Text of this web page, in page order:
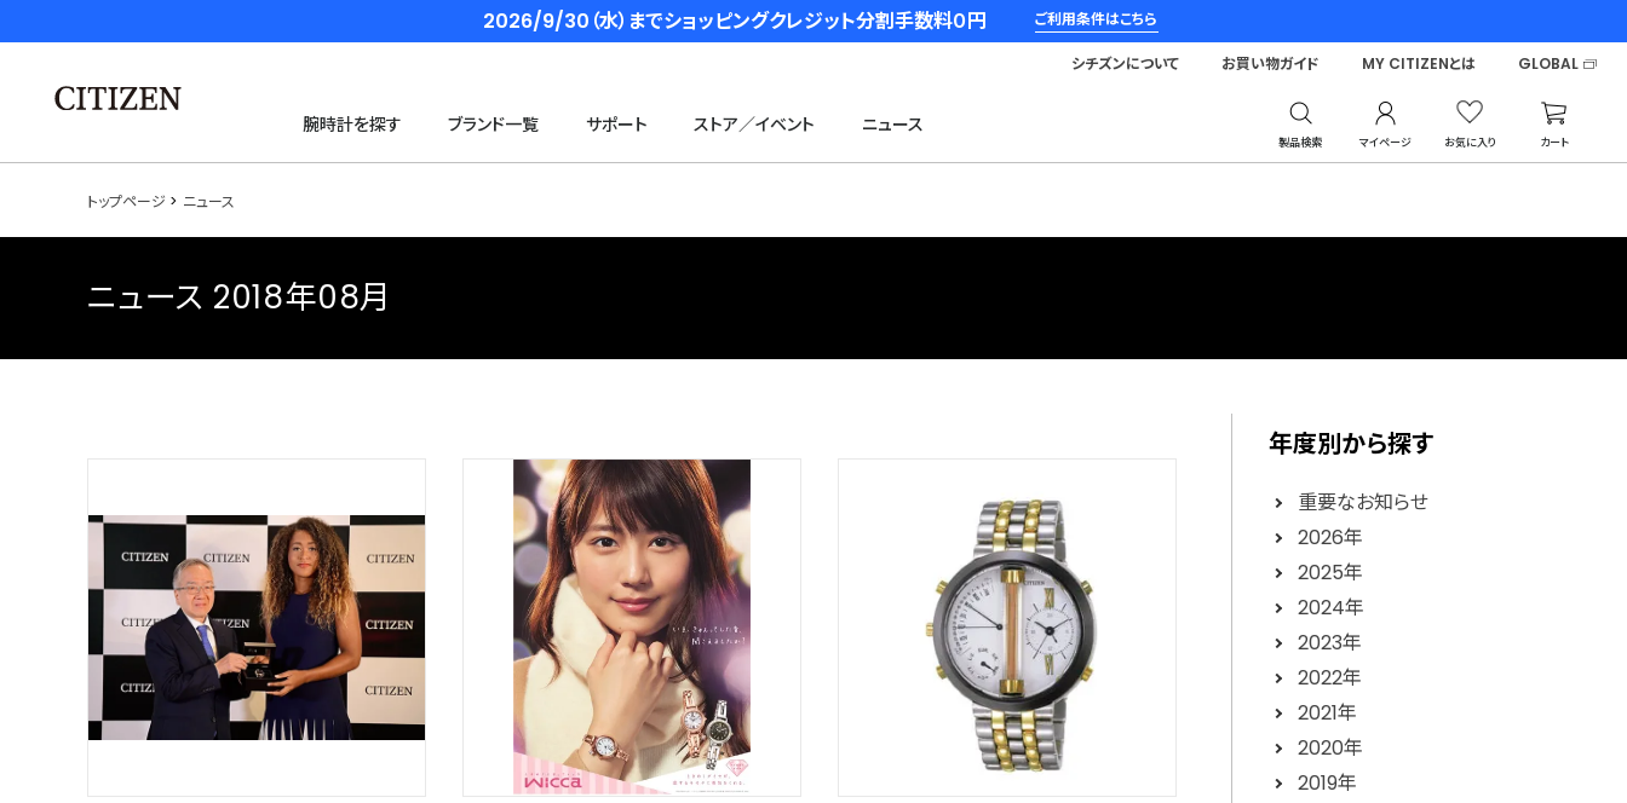
2026/9/30（水）までショッピングクレジット分割手数料０円 ご利用条件はこちら
腕時計を探す ブランド一覧 サポート ストア／イベント ニュース
製品検索 マイページ お気に入り カート
シチズンについて お買い物ガイド MY CITIZENとは GLOBAL
トップページ ニュース
ニュース 2018年08月
年度別から探す
重要なお知らせ
2026年
2025年
2024年
2023年
2022年
2021年
2020年
2019年